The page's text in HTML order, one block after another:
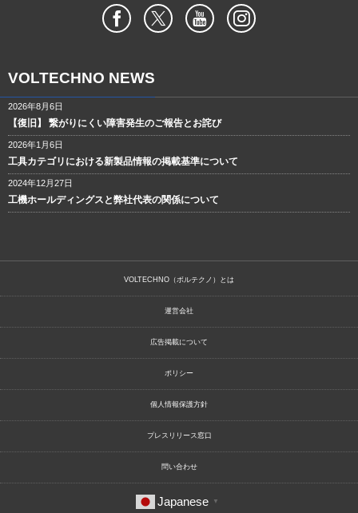
VOLTECHNO NEWS
2026年8月6日
【復旧】 繋がりにくい障害発生のご報告とお詫び
2026年1月6日
工具カテゴリにおける新製品情報の掲載基準について
2024年12月27日
工機ホールディングスと弊社代表の関係について
VOLTECHNO（ボルテクノ）とは
運営会社
広告掲載について
ポリシー
個人情報保護方針
プレスリリース窓口
問い合わせ
Japanese ▼